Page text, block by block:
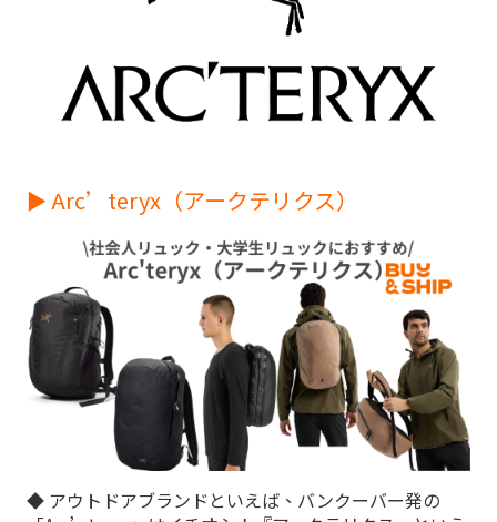
► Arc’teryx（アークテリクス）
◆ アウトドアブランドといえば、バンクーバー発の